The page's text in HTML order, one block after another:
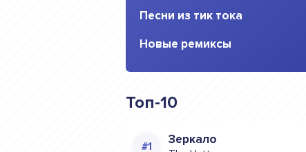
Песни из тик тока
Новые ремиксы
Топ-10
Зеркало